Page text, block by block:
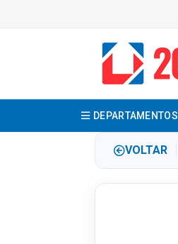
DEPARTAMENTOS
VOLTAR